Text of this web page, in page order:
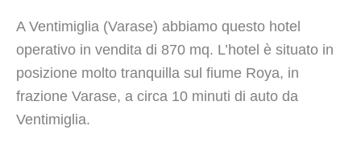
A Ventimiglia (Varase) abbiamo questo hotel
operativo in vendita di 870 mq. L’hotel è situato in
posizione molto tranquilla sul fiume Roya, in
frazione Varase, a circa 10 minuti di auto da
Ventimiglia.